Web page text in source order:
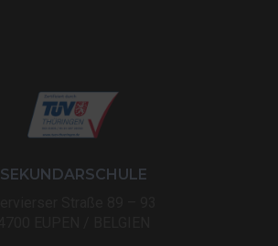
SEKUNDARSCHULE